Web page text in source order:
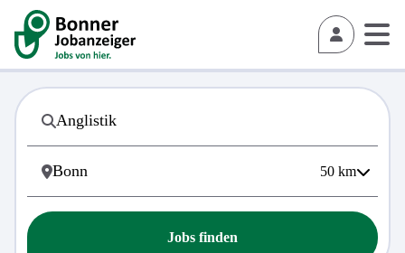
50 km
Jobs finden